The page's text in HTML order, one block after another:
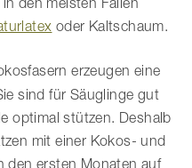
oder Kaltschaum.
erzeugen eine
sind für Säuglinge gut
optimal stützen. Deshalb
mit einer Kokos- und
den ersten Monaten auf